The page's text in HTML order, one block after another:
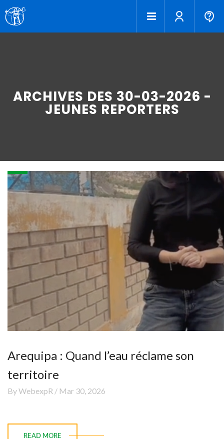
ARCHIVES DES 30-03-2026 -
JEUNES REPORTERS
Arequipa : Quand l’eau réclame son
territoire
By WebexpR / Mar 30, 2026
READ MORE